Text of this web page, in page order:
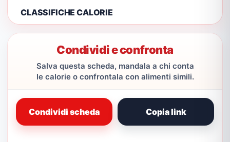
CLASSIFICHE CALORIE
Condividi e confronta
Salva questa scheda, mandala a chi conta
le calorie o confrontala con alimenti simili.
Condividi scheda Copia link